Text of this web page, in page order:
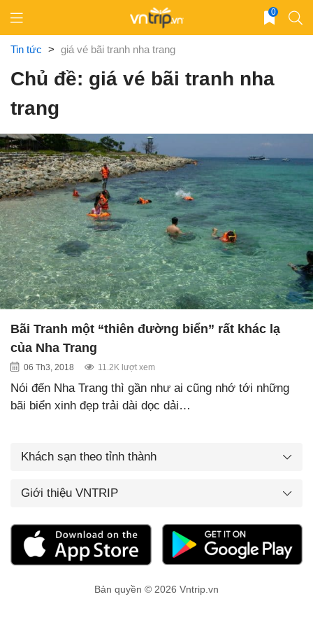
content
0
Tin tức > giá vé bãi tranh nha trang
Chủ đề: giá vé bãi tranh nha
trang
Bãi Tranh một “thiên đường biển” rất khác lạ
của Nha Trang
06 Th3, 2018 11.2K lượt xem
Nói đến Nha Trang thì gần như ai cũng nhớ tới những
bãi biển xinh đẹp trải dài dọc dải…
Khách sạn theo tỉnh thành
Giới thiệu VNTRIP
Bản quyền © 2026 Vntrip.vn